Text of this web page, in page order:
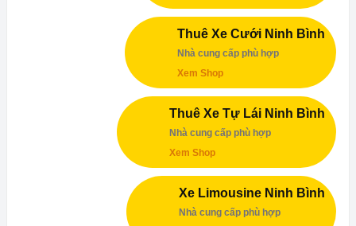
Thuê Xe Cưới Ninh Bình
Nhà cung cấp phù hợp
Xem Shop
Thuê Xe Tự Lái Ninh Bình
Nhà cung cấp phù hợp
Xem Shop
Xe Limousine Ninh Bình
Nhà cung cấp phù hợp